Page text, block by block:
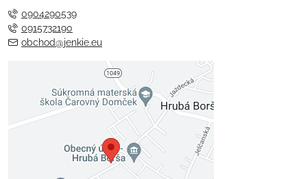
0904290539
0915732190
obchod@jenkie.eu
Externý obsah je blokovaný
Voľbami súkromia
Prajete si načítať externý obsah?
Povoliť tentokrát